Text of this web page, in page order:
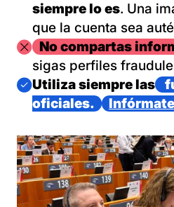
siempre lo es. Una
que la cuenta sea
ImagenNo compartas
sigas perfiles
Imagen
Utiliza siempre las
oficiales.